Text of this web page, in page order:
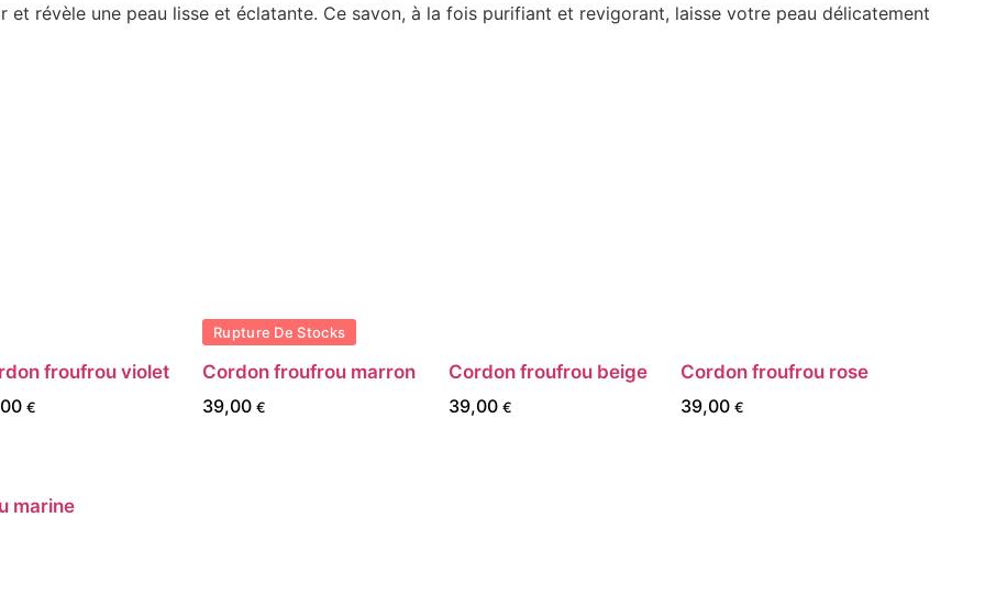
révèle une peau lisse et éclatante. Ce savon, à la fois purifiant et revigorant, laisse votre peau délicatement
froufrou violet
€
Rupture De Stocks
Cordon froufrou marron
39,00 €
Cordon froufrou beige
39,00 €
Cordon froufrou rose
39,00 €
marine